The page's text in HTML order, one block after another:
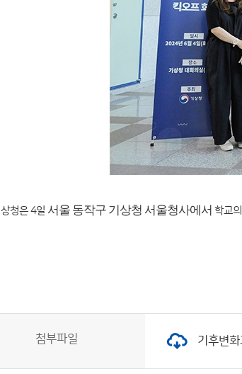
청은 4일 서울 동작구 기상청 서울청사에서 학교
첨부파일 기후변